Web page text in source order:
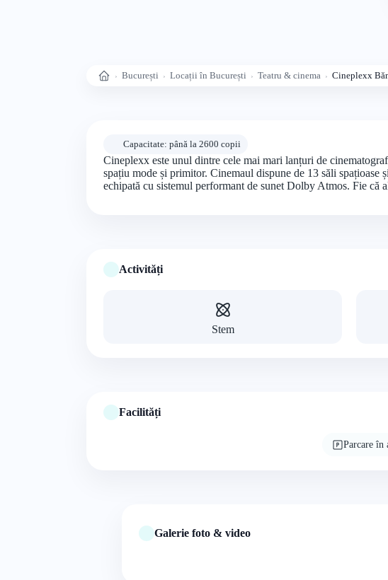
Acasă București Locații în București Teatru & cinema Cineplexx
Capacitate: până la 2600 copii
Cineplexx este unul dintre cele mai mari lanțuri de
spațiu mode și primitor. Cinemaul dispune de 13 săli
echipată cu sistemul performant de sunet Dolby Atmos. Fie că
Activități
Stem
Facilități
Parcare în
Galerie foto & video